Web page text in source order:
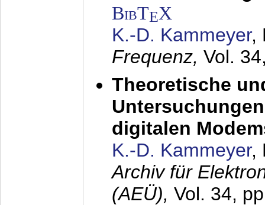
BibTEX
K.-D. Kammeyer,
Frequenz, Vol.
Theoretische
digitalen
K.-D. Kammeyer,
Archiv für
(AEÜ), Vol. 34,